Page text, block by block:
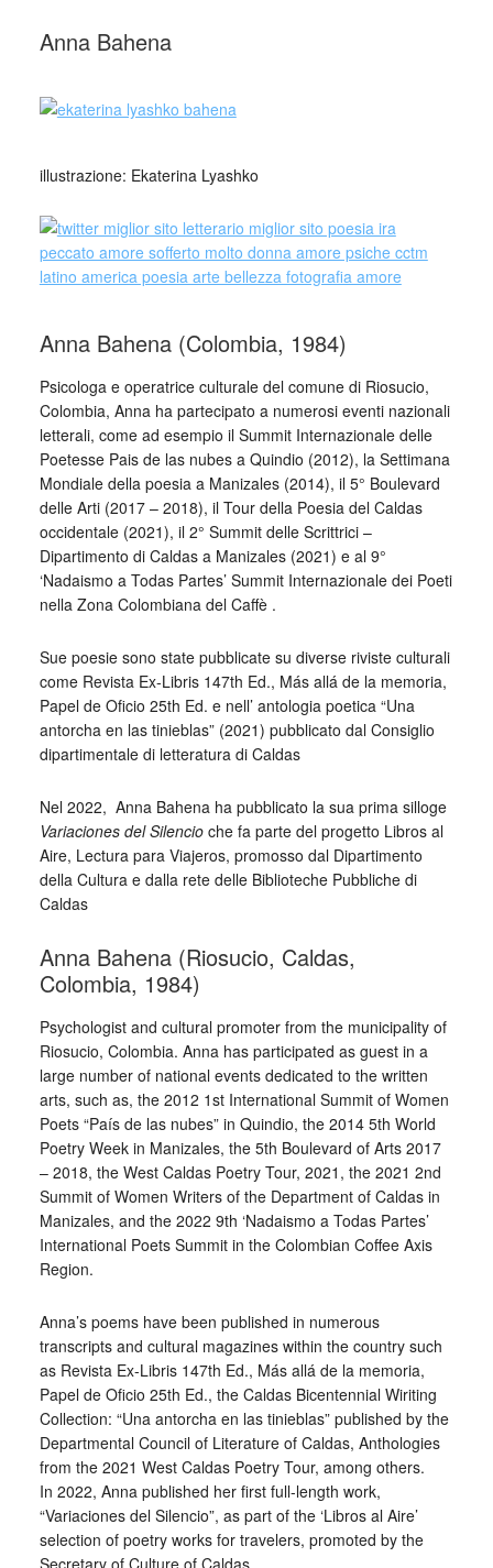
Anna Bahena
illustrazione: Ekaterina Lyashko
Anna Bahena (Colombia, 1984)
Psicologa e operatrice culturale del comune di Riosucio,
Colombia, Anna ha partecipato a numerosi eventi nazionali
letterali, come ad esempio il Summit Internazionale delle
Poetesse Pais de las nubes a Quindio (2012), la Settimana
Mondiale della poesia a Manizales (2014), il 5° Boulevard
delle Arti (2017 – 2018), il Tour della Poesia del Caldas
occidentale (2021), il 2° Summit delle Scrittrici –
Dipartimento di Caldas a Manizales (2021) e al 9°
‘Nadaismo a Todas Partes’ Summit Internazionale dei Poeti
nella Zona Colombiana del Caffè .
Sue poesie sono state pubblicate su diverse riviste culturali
come Revista Ex-Libris 147th Ed., Más allá de la memoria,
Papel de Oficio 25th Ed. e nell’ antologia poetica “Una
antorcha en las tinieblas” (2021) pubblicato dal Consiglio
dipartimentale di letteratura di Caldas
Nel 2022, Anna Bahena ha pubblicato la sua prima silloge
Variaciones del Silencioche fa parte del progetto Libros al
Aire, Lectura para Viajeros, promosso dal Dipartimento
della Cultura e dalla rete delle Biblioteche Pubbliche di
Caldas
Anna Bahena (Riosucio, Caldas,
Colombia, 1984)
Psychologist and cultural promoter from the municipality of
Riosucio, Colombia. Anna has participated as guest in a
large number of national events dedicated to the written
arts, such as, the 2012 1st International Summit of Women
Poets “País de las nubes” in Quindio, the 2014 5th World
Poetry Week in Manizales, the 5th Boulevard of Arts 2017
– 2018, the West Caldas Poetry Tour, 2021, the 2021 2nd
Summit of Women Writers of the Department of Caldas in
Manizales, and the 2022 9th ‘Nadaismo a Todas Partes’
International Poets Summit in the Colombian Coffee Axis
Region.
Anna’s poems have been published in numerous
transcripts and cultural magazines within the country such
as Revista Ex-Libris 147th Ed., Más allá de la memoria,
Papel de Oficio 25th Ed., the Caldas Bicentennial Wiriting
Collection: “Una antorcha en las tinieblas” published by the
Departmental Council of Literature of Caldas, Anthologies
from the 2021 West Caldas Poetry Tour, among others.
In 2022, Anna published her first full-length work,
“Variaciones del Silencio”, as part of the ‘Libros al Aire’
selection of poetry works for travelers, promoted by the
Secretary of Culture of Caldas.